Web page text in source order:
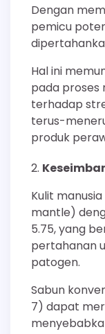
Dengan
pemicu
Hal ini
pada proses
terhadap
terus-
produk
Kulit
mantle)
5.75, yang
pertahanan
patogen.
Sabun
7) dapat